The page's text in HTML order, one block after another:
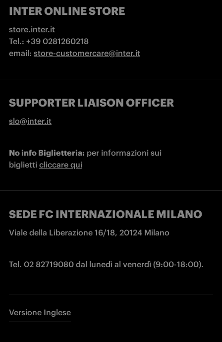
INTER ONLINE STORE
store.inter.it
Tel.: +39 0281260218
email: store-customercare@inter.it
SUPPORTER LIAISON OFFICER
slo@inter.it
No info Biglietteria: per informazioni sui
biglietti cliccare qui
SEDE FC INTERNAZIONALE MILANO
Tel. 02 82719080 dal lunedì al venerdì (9:00-18:00).
Versione Inglese